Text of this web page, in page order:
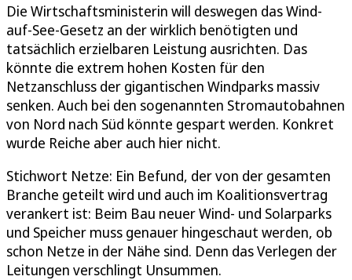
Die Wirtschaftsministerin will deswegen das Wind-
auf-See-Gesetz an der wirklich benötigten und
tatsächlich erzielbaren Leistung ausrichten. Das
könnte die extrem hohen Kosten für den
Netzanschluss der gigantischen Windparks massiv
senken. Auch bei den sogenannten Stromautobahnen
von Nord nach Süd könnte gespart werden. Konkret
wurde Reiche aber auch hier nicht.
Stichwort Netze: Ein Befund, der von der gesamten
Branche geteilt wird und auch im Koalitionsvertrag
verankert ist: Beim Bau neuer Wind- und Solarparks
und Speicher muss genauer hingeschaut werden, ob
schon Netze in der Nähe sind. Denn das Verlegen der
Leitungen verschlingt Unsummen.